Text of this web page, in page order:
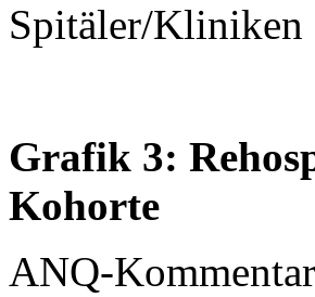
Spitäler/Kliniken
Grafik 3:
Kohorte
ANQ-